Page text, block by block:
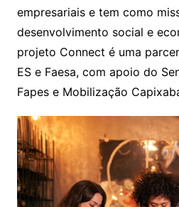
empresariais e tem como
desenvolvimento social e
projeto Connect é uma
ES e Faesa, com apoio do
Fapes e Mobilização